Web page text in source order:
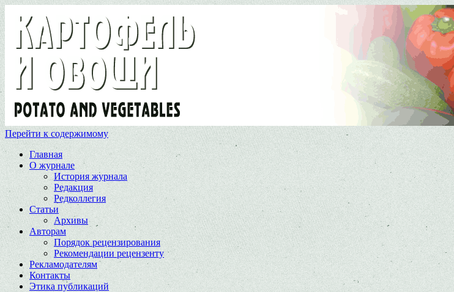
Перейти к содержимому
Главная
О журнале
История журнала
Редакция
Редколлегия
Статьи
Архивы
Авторам
Порядок рецензирования
Рекомендации рецензенту
Рекламодателям
Контакты
Этика публикаций